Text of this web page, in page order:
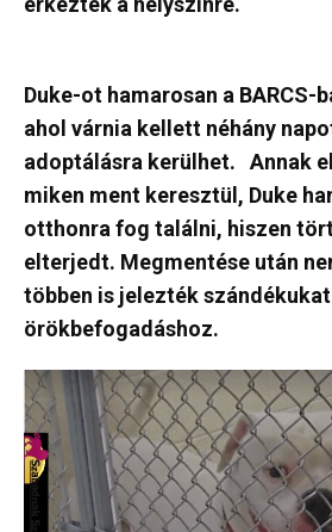
Duke-ot hamarosan a
ahol várnia kellett néhány
adoptálásra kerülhet.
Annak
miken ment keresztül, Duke
otthonra fog találni, hiszen
elterjedt. Megmentése után
többen is jelezték
örökbefogadáshoz.